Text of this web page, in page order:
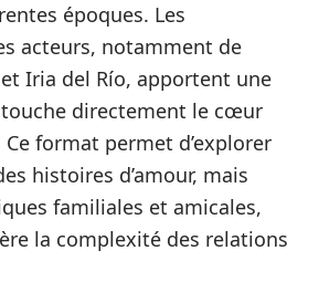
époques. Les
acteurs, notamment de
Iria del Río, apportent une
directement le cœur
format permet d’explorer
histoires d’amour, mais
familiales et amicales,
la complexité des relations